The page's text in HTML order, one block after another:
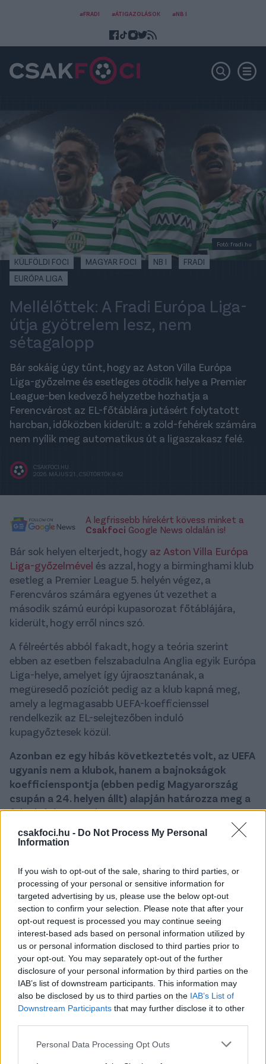
csakfoci.hu - Do Not Process My Personal
Information
If you wish to opt-out of the sale, sharing to third parties, or
processing of your personal or sensitive information for
targeted advertising by us, please use the below opt-out
section to confirm your selection. Please note that after your
opt-out request is processed you may continue seeing
interest-based ads based on personal information utilized by
us or personal information disclosed to third parties prior to
your opt-out. You may separately opt-out of the further
disclosure of your personal information by third parties on the
IAB’s list of downstream participants. This information may
also be disclosed by us to third parties on the IAB’s List of
Downstream Participants that may further disclose it to other
Please note that this website/app uses one or more Google
Personal Data Processing Opt Outs
#FRADI #ÁTIGAZOLÁSOK #NB I
Fotó: fradi.hu
KÜLFÖLDI FOCI MAGYAR FOCI NB I
FRADI
EURÓPA LIGA
Mellélőttek: A Fradi Európa Liga-
útja gyötrelem lesz, nem
sétagalopp
Bár sokáig úgy tűnt, hogy az Aston Villa Európa
Liga-győzelme és esetleges ötödik helye a Premier
League-ben kedvező helyzetbe hozhatja a
Ferencvárost az EL-főtáblára jutásért folytatott
harcban, időközben kiderült: a zöld-fehérek számára
nem nyílik meg automatikus út a ligaszakasz felé.
CSAKFOCI.HU
2026. MÁJUS 21., CSÜTÖRTÖK 8:42
A legfrissebb hírekért kövess minket a
Csakfoci Google News oldalán is!
Bár sok helyen elterjedt, hogy az Aston Villa Európa
Liga-győzelmével és azzal, hogy a birminghami klub
esetleg a Premier League 5. helyén végez, a
Ferencváros számára egyenes út vezethet a
második számú európi kupasorozat főtáblájára,
kiderült, hogy erről nincs szó.
A félreértés abból fakadt, hogy a teória szerint
ebben az esetben felszabadulna Anglia egyik Európa
Liga-helye, amelyet így újraosztanának, a
megüresedő pozíciót pedig az a klub kapná meg,
amely a legmagasabb UEFA-koefficienssel
rendelkezik az EL-selejtezőben induló
kupagyőztesek közül.
Azonban ez egy hibás következtetés volt, az UEFA
ugyanis nem a klubok, hanem a bajnokságok
koefficienspontja (ebben pedig Magyarország
csupán a 24. helyen állt) alapján határozza meg a
feltöltési sorrendet.
Így az alábbi - az FTC-t nem érintő -
forgatókönyvek lépnek, léphetnek életbe:
1. Az Aston Villa Európa-liga-győzelme azt jelenti,
hogy a svájci, izraeli, ciprusi és svéd kupagyőztesek
egyaránt az Európa-liga selejtezőjének 1.
fordulójából a 2. fordulóba lépnek előre.
2. A további átsorolások pedig az Aston Villa Premier
League-helyezésétől függenek.
Ha az Aston Villa a 4. helyen végez:
- A Sporting Lisszabon a Bajnokok Ligája-selejtező 3.
fordulójából egyenesen a ligaszakaszba kerül.
fordulójából a 3. fordulóba lép előre.